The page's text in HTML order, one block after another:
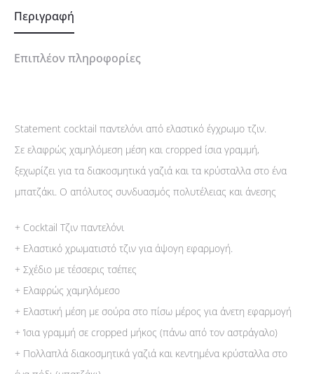
Περιγραφή
Επιπλέον πληροφορίες
Statement cocktail παντελόνι από ελαστικό έγχρωμο τζιν.
Σε ελαφρώς χαμηλόμεση μέση και cropped ίσια γραμμή,
ξεχωρίζει για τα διακοσμητικά γαζιά και τα κρύσταλλα στο ένα
μπατζάκι. Ο απόλυτος συνδυασμός πολυτέλειας και άνεσης
+ Cocktail Τζιν παντελόνι
+ Ελαστικό χρωματιστό τζιν για άψογη εφαρμογή.
+ Σχέδιο με τέσσερις τσέπες
+ Eλαφρώς χαμηλόμεσο
+ Ελαστική μέση με σούρα στο πίσω μέρος για άνετη εφαρμογή
+ Ίσια γραμμή σε cropped μήκος (πάνω από τον αστράγαλο)
+ Πολλαπλά διακοσμητικά γαζιά και κεντημένα κρύσταλλα στο